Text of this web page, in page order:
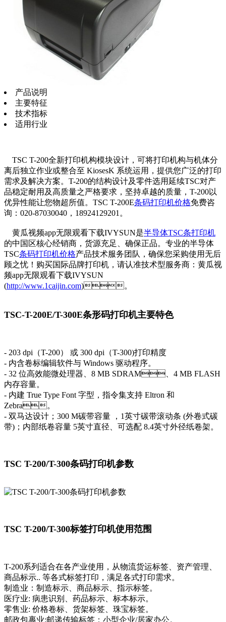
产品说明
主要特征
技术指标
适用行业
TSC T-200全新打印机构模块设计，可将打印机构与机体分
离后独立作业或整合至 KiosesK 系统运用，提供您广泛的打印
需求及解决方案。T-200的结构设计及零件选用延续TSC对产
品稳定耐用及高质量之严格要求，坚持卓越的质量，T-200以
优异性能让您物超所值。TSC T-200E条码打印机价格免费咨
询：020-87030040，18924129201。
黄瓜视频app无限观看下载IVYSUN是半导体TSC条打印机
的中国区核心经销商，货源充足、确保正品。专业的半导体
TSC条码打印机价格产品技术服务团队，确保您采购使用无后
顾之忧！购买国际品牌打印机，请认准技术型服务商：黄瓜视
频app无限观看下载IVYSUN
(http://www.1caijin.com)。
TSC-T-200E/T-300E条形码打印机主要特色
- 203 dpi（T-200） 或 300 dpi（T-300)打印精度
- 内含卷标编辑软件与 Windows 驱动程序。
- 32 位高效能微处理器、8 MB SDRAM、4 MB FLASH
内存容量。
- 内建 True Type Font 字型，指令集支持 Eltron 和
Zebra。
- 双马达设计；300 M碳带容量 ，1英寸碳带滚动条 (外卷式碳
带)；内部纸卷容量 5英寸直径、可选配 8.4英寸外径纸卷架。
TSC T-200/T-300条码打印机参数
TSC T-200/T-300标签打印机使用范围
T-200系列适合在各产业使用，从物流货运标签、资产管理、
商品标示.. 等各式标签打印，满足各式打印需求。
制造业：制造标示、商品标示、指示标签。
医疗业: 病患识别、药品标示、标本标示。
零售业: 价格卷标、货架标签、珠宝标签。
邮政包裹业:邮递传输标签；小型企业/居家办公。